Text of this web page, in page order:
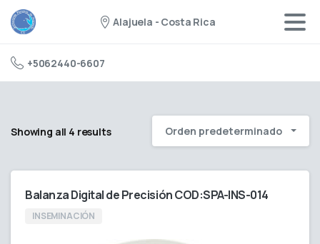
Alajuela - Costa Rica
+5062440-6607
Showing all 4 results Orden predeterminado
Balanza Digital de Precisión COD:SPA-INS-014
INSEMINACIÓN